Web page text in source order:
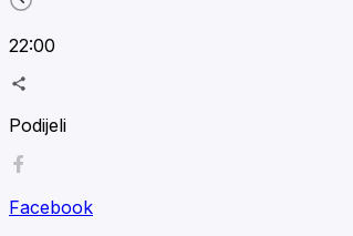
22:00
Podijeli
Facebook